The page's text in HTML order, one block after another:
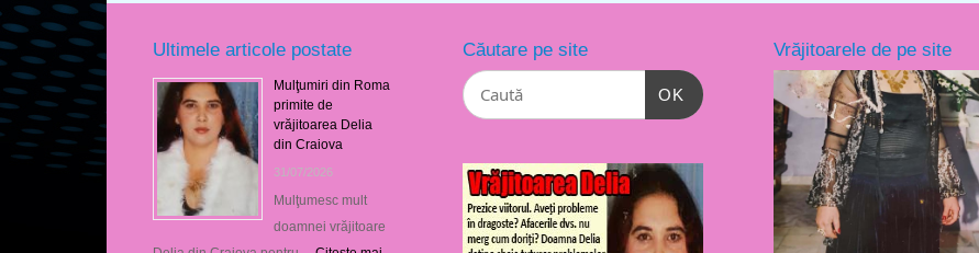
Ultimele articole postate
Mulţumiri din Roma
primite de
vrăjitoarea Delia
din Craiova
31/07/2026
Mulţumesc mult
doamnei vrăjitoare
Căutare pe site
OK
Vrăjitoarele de pe site